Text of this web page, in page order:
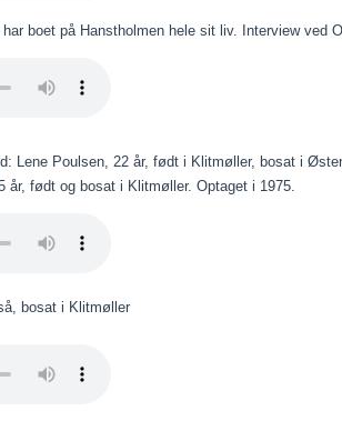
boet på Hanstholmen hele sit liv. Interview ved
Lene Poulsen, 22 år, født i Klitmøller, bosat i
år, født og bosat i Klitmøller. Optaget i 1975.
bosat i Klitmøller